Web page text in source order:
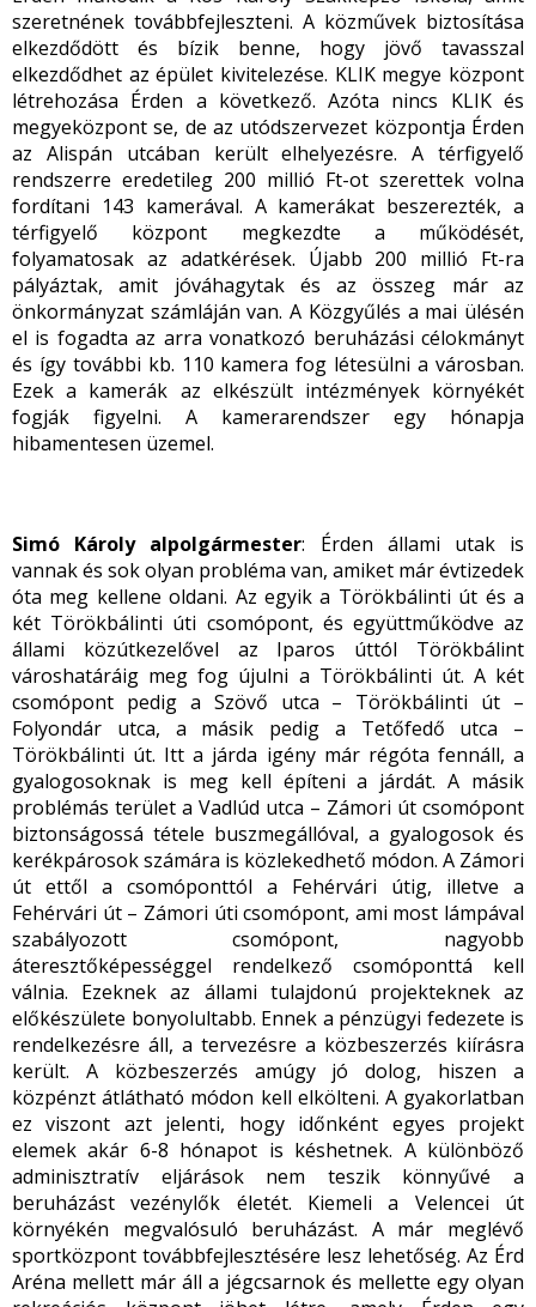
szeretnének továbbfejleszteni. A közművek biztosítása
elkezdődött és bízik benne, hogy jövő tavasszal
elkezdődhet az épület kivitelezése. KLIK megye központ
létrehozása Érden a következő. Azóta nincs KLIK és
megyeközpont se, de az utódszervezet központja Érden
az Alispán utcában került elhelyezésre. A térfigyelő
rendszerre eredetileg 200 millió Ft-ot szerettek volna
fordítani 143 kamerával. A kamerákat beszerezték, a
térfigyelő központ megkezdte a működését,
folyamatosak az adatkérések. Újabb 200 millió Ft-ra
pályáztak, amit jóváhagytak és az összeg már az
önkormányzat számláján van. A Közgyűlés a mai ülésén
el is fogadta az arra vonatkozó beruházási célokmányt
és így további kb. 110 kamera fog létesülni a városban.
Ezek a kamerák az elkészült intézmények környékét
fogják figyelni. A kamerarendszer egy hónapja
hibamentesen üzemel.
Simó Károly alpolgármester: Érden állami utak is
vannak és sok olyan probléma van, amiket már évtizedek
óta meg kellene oldani. Az egyik a Törökbálinti út és a
két Törökbálinti úti csomópont, és együttműködve az
állami közútkezelővel az Iparos úttól Törökbálint
városhatáráig meg fog újulni a Törökbálinti út. A két
csomópont pedig a Szövő utca – Törökbálinti út –
Folyondár utca, a másik pedig a Tetőfedő utca –
Törökbálinti út. Itt a járda igény már régóta fennáll, a
gyalogosoknak is meg kell építeni a járdát. A másik
problémás terület a Vadlúd utca – Zámori út csomópont
biztonságossá tétele buszmegállóval, a gyalogosok és
kerékpárosok számára is közlekedhető módon. A Zámori
út ettől a csomóponttól a Fehérvári útig, illetve a
Fehérvári út – Zámori úti csomópont, ami most lámpával
szabályozott csomópont, nagyobb
áteresztőképességgel rendelkező csomóponttá kell
válnia. Ezeknek az állami tulajdonú projekteknek az
előkészülete bonyolultabb. Ennek a pénzügyi fedezete is
rendelkezésre áll, a tervezésre a közbeszerzés kiírásra
került. A közbeszerzés amúgy jó dolog, hiszen a
közpénzt átlátható módon kell elkölteni. A gyakorlatban
ez viszont azt jelenti, hogy időnként egyes projekt
elemek akár 6-8 hónapot is késhetnek. A különböző
adminisztratív eljárások nem teszik könnyűvé a
beruházást vezénylők életét. Kiemeli a Velencei út
környékén megvalósuló beruházást. A már meglévő
sportközpont továbbfejlesztésére lesz lehetőség. Az Érd
Aréna mellett már áll a jégcsarnok és mellette egy olyan